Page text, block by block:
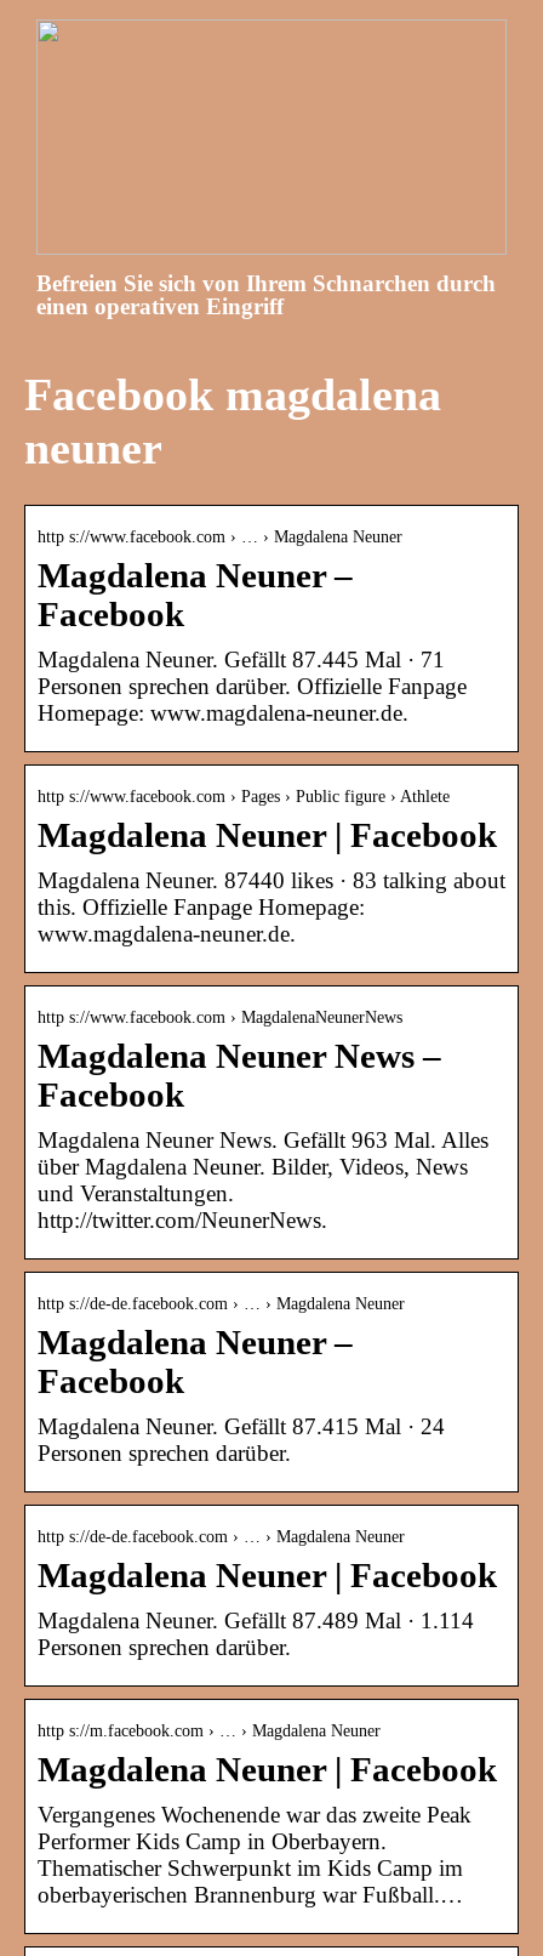
Befreien Sie sich von Ihrem Schnarchen durch
einen operativen Eingriff
Facebook magdalena
neuner
http s://www.facebook.com › … › Magdalena Neuner
Magdalena Neuner –
Facebook
Magdalena Neuner. Gefällt 87.445 Mal · 71
Personen sprechen darüber. Offizielle Fanpage
Homepage: www.magdalena-neuner.de.
http s://www.facebook.com › Pages › Public figure › Athlete
Magdalena Neuner | Facebook
Magdalena Neuner. 87440 likes · 83 talking about
this. Offizielle Fanpage Homepage:
www.magdalena-neuner.de.
http s://www.facebook.com › MagdalenaNeunerNews
Magdalena Neuner News –
Facebook
Magdalena Neuner News. Gefällt 963 Mal. Alles
über Magdalena Neuner. Bilder, Videos, News
und Veranstaltungen.
http://twitter.com/NeunerNews.
http s://de-de.facebook.com › … › Magdalena Neuner
Magdalena Neuner –
Facebook
Magdalena Neuner. Gefällt 87.415 Mal · 24
Personen sprechen darüber.
http s://de-de.facebook.com › … › Magdalena Neuner
Magdalena Neuner | Facebook
Magdalena Neuner. Gefällt 87.489 Mal · 1.114
Personen sprechen darüber.
http s://m.facebook.com › … › Magdalena Neuner
Magdalena Neuner | Facebook
Vergangenes Wochenende war das zweite Peak
Performer Kids Camp in Oberbayern.
Thematischer Schwerpunkt im Kids Camp im
oberbayerischen Brannenburg war Fußball.…